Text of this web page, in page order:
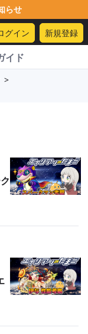
らせ
グイン 新規登録
イド
>